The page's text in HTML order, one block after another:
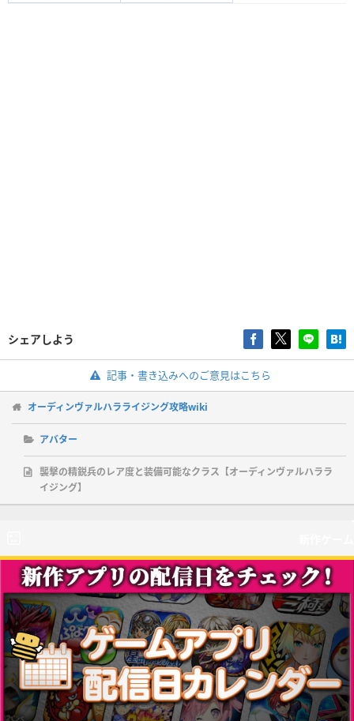
シェアしよう
記事・書き込みへのご意見はこちら
オーディンヴァルハラライジング攻略wiki
アバター
襲撃の精鋭兵のレア度と装備可能なクラス【オーディンヴァルハララ
イジング】